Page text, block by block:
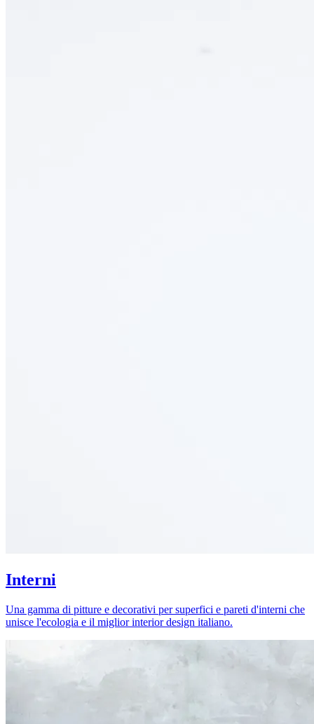
Interni
Una gamma di pitture e decorativi per superfici e pareti d'interni che
unisce l'ecologia e il miglior interior design italiano.